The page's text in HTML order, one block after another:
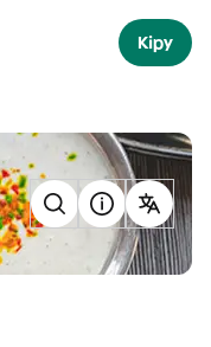
Кіру